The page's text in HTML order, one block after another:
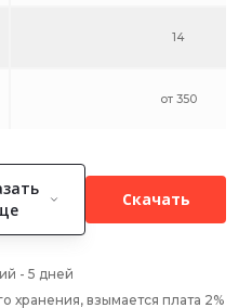
14
от 350
Скачать
- 5 дней
хранения, взымается плата 2%